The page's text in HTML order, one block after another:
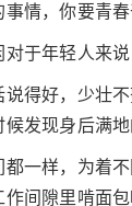
事情，你要青
对于年轻人来
说得好，少壮
候发现身后满地
都一样，为着
作间隙里啃面